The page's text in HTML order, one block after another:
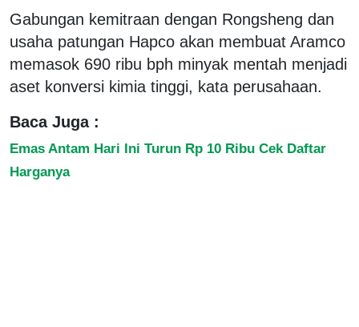
Gabungan kemitraan dengan Rongsheng dan
usaha patungan Hapco akan membuat Aramco
memasok 690 ribu bph minyak mentah menjadi
aset konversi kimia tinggi, kata perusahaan.
Baca Juga :
Emas Antam Hari Ini Turun Rp 10 Ribu Cek Daftar
Harganya